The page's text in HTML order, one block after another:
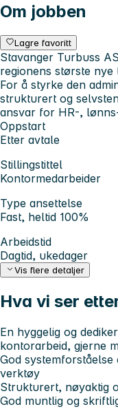
Om jobben
Lagre favoritt
Stavanger Turbuss
regionens største
For å styrke den
strukturert og
ansvar for HR-,
Oppstart
Etter avtale
Stillingstittel
Kontormedarbeider
Type ansettelse
Fast, heltid 100%
Arbeidstid
Dagtid, ukedager
Vis flere detaljer
Hva vi ser
En hyggelig og
kontorarbeid, gjerne
God
verktøy
Strukturert, nøyaktig
God muntlig og